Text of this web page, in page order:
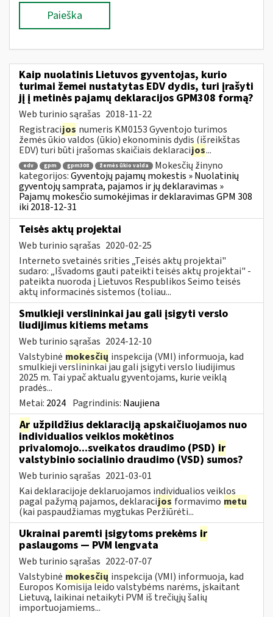
Paieška
Kaip nuolatinis Lietuvos gyventojas, kurio
turimai žemei nustatytas EDV dydis, turi įrašyti
jį į metinės pajamų deklaracijos GPM308 formą?
Web turinio sąrašas 2018-11-22
Registracijos numeris KM0153 Gyventojo turimos
žemės ūkio valdos (ūkio) ekonominis dydis (išreikštas
EDV) turi būti įrašomas skaičiais deklaracijos...
edv gpm gpm308 žemės ūkio valda
Mokesčių žinyno
kategorijos:Gyventojų pajamų mokestis » Nuolatinių
gyventojų samprata, pajamos ir jų deklaravimas »
Pajamų mokesčio sumokėjimas ir deklaravimas GPM 308
iki 2018-12-31
Teisės aktų projektai
Web turinio sąrašas 2020-02-25
Interneto svetainės srities „Teisės aktų projektai"
sudaro: „Išvadoms gauti pateikti teisės aktų projektai" -
pateikta nuoroda į Lietuvos Respublikos Seimo teisės
aktų informacinės sistemos (toliau...
Smulkieji verslininkai jau gali įsigyti verslo
liudijimus kitiems metams
Web turinio sąrašas 2024-12-10
Valstybinė mokesčių inspekcija (VMI) informuoja, kad
smulkieji verslininkai jau gali įsigyti verslo liudijimus
2025 m. Tai ypač aktualu gyventojams, kurie veiklą
pradės...
Metai: 2024 Pagrindinis: Naujiena
Ar užpildžius deklaraciją apskaičiuojamos nuo
individualios veiklos mokėtinos
privalomojo...sveikatos draudimo (PSD) ir
valstybinio socialinio draudimo (VSD) sumos?
Web turinio sąrašas 2021-03-01
Kai deklaracijoje deklaruojamos individualios veiklos
pagal pažymą pajamos, deklaracijos formavimo metu
(kai paspaudžiamas mygtukas Peržiūrėti...
Ukrainai paremti įsigytoms prekėms ir
paslaugoms — PVM lengvata
Web turinio sąrašas 2022-07-07
Valstybinė mokesčių inspekcija (VMI) informuoja, kad
Europos Komisija leido valstybėms narėms, įskaitant
Lietuvą, laikinai netaikyti PVM iš trečiųjų šalių
importuojamiems...